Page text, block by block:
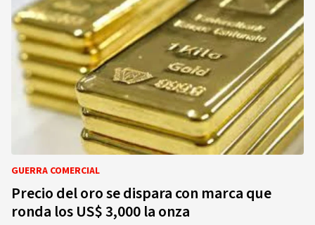
GUERRA COMERCIAL
Precio del oro se dispara con marca que
ronda los US$ 3,000 la onza